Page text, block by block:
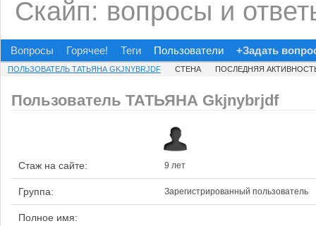
Скайп: вопросы и
Вопросы Горячее! Теги Пользователи +Задать
ПОЛЬЗОВАТЕЛЬ ТАТЬЯНА GKJNYBRJDF СТЕНА ПОСЛЕДНЯЯ
Пользователь ТАТЬЯНА Gkjnybrjdf
Стаж на сайте: 9 лет
Группа: Зарегистрированный пользователь
Полное имя: